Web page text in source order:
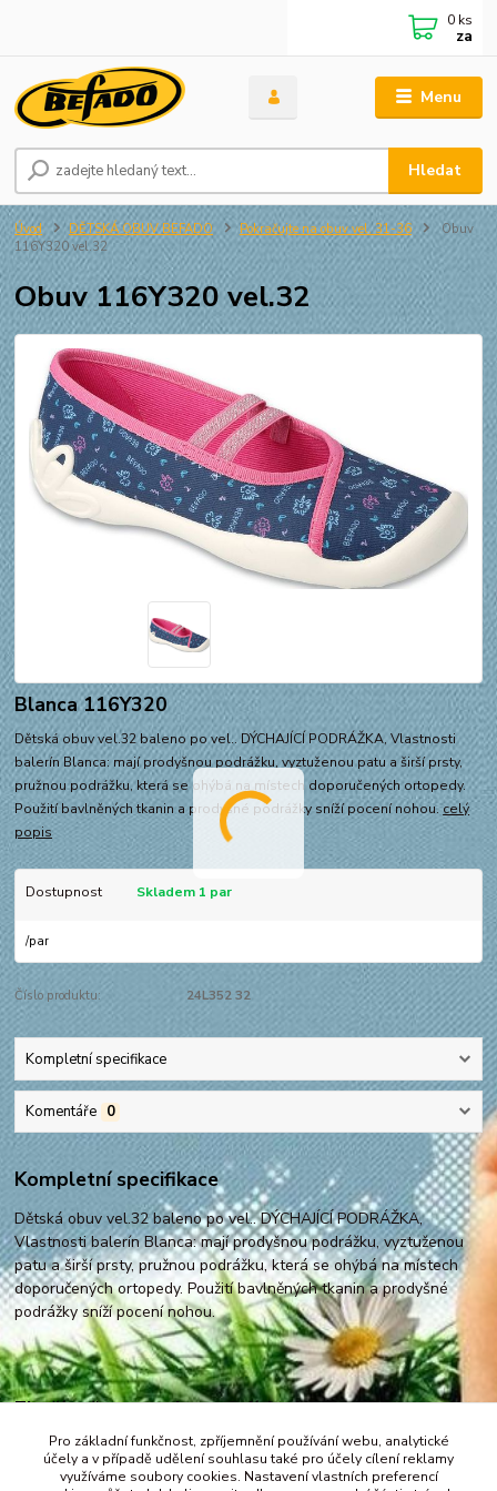
Menu
Hledat
0 ks
za
Úvod DĚTSKÁ OBUV BEFADO Pokračujte na obuv vel. 31-36
Obuv
116Y320 vel.32
Obuv 116Y320 vel.32
Blanca 116Y320
Dětská obuv vel.32 baleno po vel.. DÝCHAJÍCÍ PODRÁŽKA, Vlastnosti
balerín Blanca: mají prodyšnou podrážku, vyztuženou patu a širší prsty,
pružnou podrážku, která se ohýbá na místech doporučených ortopedy.
Použití bavlněných tkanin a prodyšné podrážky sníží pocení nohou.celý
popis
Dostupnost Skladem 1 par
/par
Číslo produktu: 24L352 32
Kompletní specifikace
Komentáře 0
Kompletní specifikace
Dětská obuv vel.32 baleno po vel.. DÝCHAJÍCÍ PODRÁŽKA,
Vlastnosti balerín Blanca: mají prodyšnou podrážku, vyztuženou
patu a širší prsty, pružnou podrážku, která se ohýbá na místech
doporučených ortopedy. Použití bavlněných tkanin a prodyšné
podrážky sníží pocení nohou.
Zboží zařazeno v kategoriích
Pokračujte na obuv vel. 31-36
Pro základní funkčnost, zpříjemnění používání webu, analytické
účely a v případě udělení souhlasu také pro účely cílení reklamy
využíváme soubory cookies. Nastavení vlastních preferencí